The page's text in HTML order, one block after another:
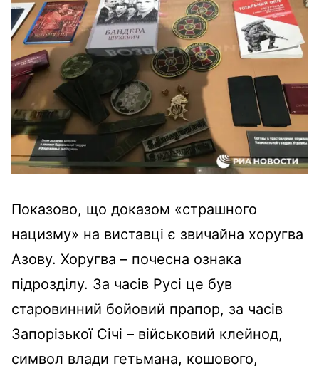
Показово, що доказом «страшного
нацизму» на виставці є звичайна хоругва
Азову. Хоругва – почесна ознака
підрозділу. За часів Русі це був
старовинний бойовий прапор, за часів
Запорізької Січі – військовий клейнод,
символ влади гетьмана, кошового,